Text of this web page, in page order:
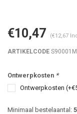
€10,47 (€12,67
ARTIKELCODE
Ontwerpkosten *
Ontwerpkosten
Minimaal bestelaantal: